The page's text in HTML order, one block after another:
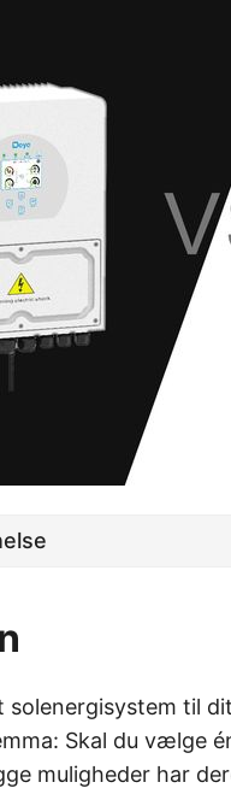
til
Skal du vælge
muligheder har